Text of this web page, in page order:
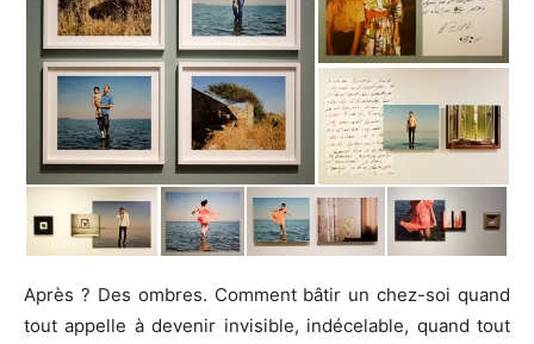
Après ? Des ombres. Comment bâtir un chez-soi quand
tout appelle à devenir invisible, indécelable, quand tout